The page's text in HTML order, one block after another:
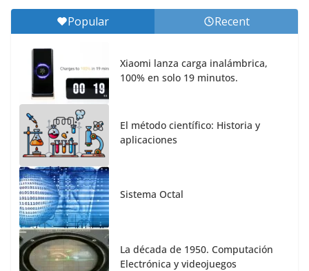
Popular Recent
Xiaomi lanza carga inalámbrica,
100% en solo 19 minutos.
El método científico: Historia y
aplicaciones
Sistema Octal
La década de 1950. Computación
Electrónica y videojuegos